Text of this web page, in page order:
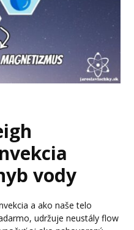
vody
a ako naše telo
udržuje neustály flow